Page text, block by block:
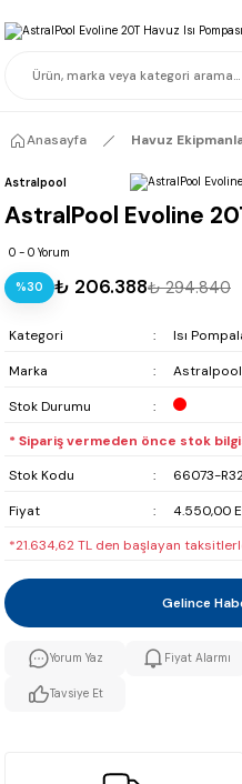
Anasayfa Havuz
Astralpool
AstralPool Evoline
0 - 0 Yorum
%30 ₺ 206.388₺ 294.840
Kategori
Isı
Marka
Astralpool
Stok Durumu
* Sipariş vermeden önce stok
Stok Kodu
66073-
Fiyat
4.550,00
*21.634,62 TL den başlayan
Gelince
Yorum Yaz Fiyat Alarmı
Tavsiye Et